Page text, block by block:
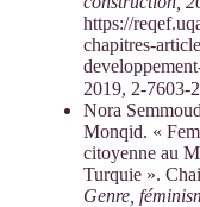
https://
chapitres-
2019, 2-7603-
Nora
Monqid. «
citoyenne au
Turquie ».
Genre,